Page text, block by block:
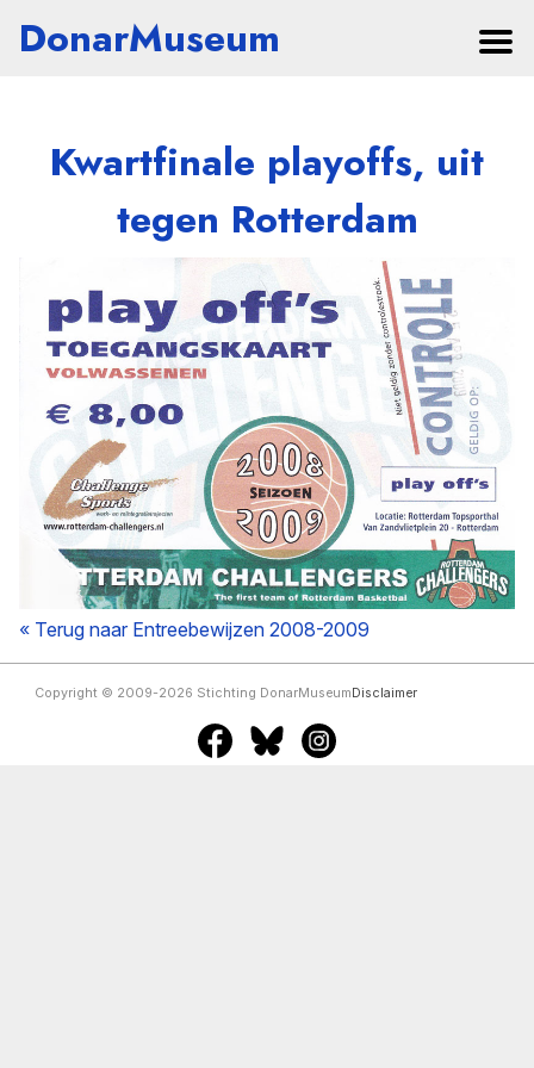
DonarMuseum
Kwartfinale playoffs, uit
tegen Rotterdam
« Terug naar Entreebewijzen 2008-2009
Copyright © 2009-2026 Stichting DonarMuseum Disclaimer